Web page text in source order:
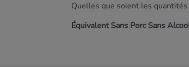
Quelles que soient les
Équivalent Sans Porc Sans